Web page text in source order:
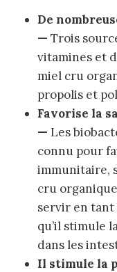
De
— Trois
vitamines et
miel cru
propolis et
Favorise la
— Les
connu pour
immunitaire,
cru
servir en tant
qu’il stimule
dans les
Il stimule la